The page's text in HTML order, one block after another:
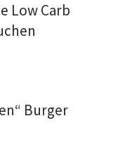
Low Carb
Burger